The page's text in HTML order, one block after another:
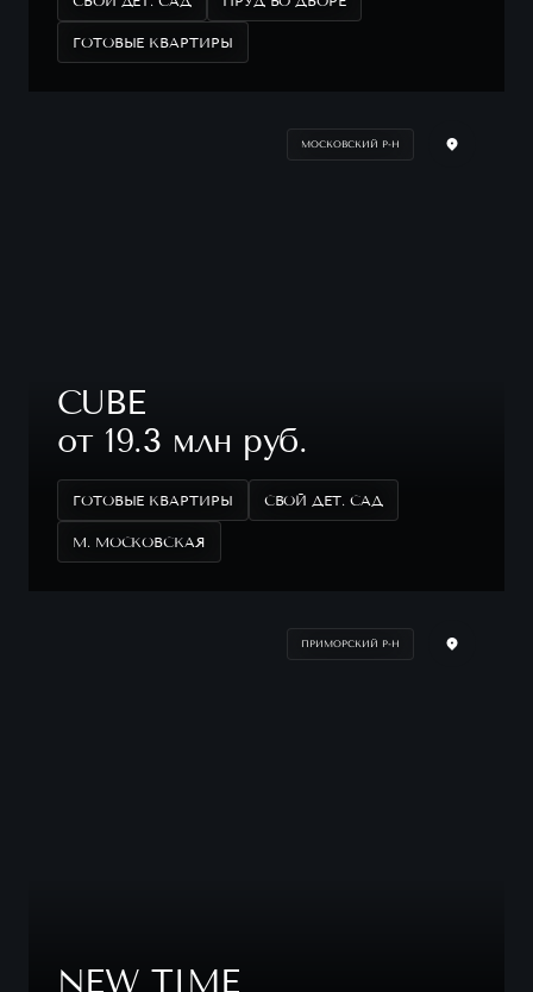
ГОТОВЫЕ КВАРТИРЫ
МОСКОВСКИЙ Р-Н
CUBE
от 19.3 млн руб.
ГОТОВЫЕ КВАРТИРЫ СВОЙ ДЕТ. САД
М. МОСКОВСКАЯ
ПРИМОРСКИЙ Р-Н
NEW TIME